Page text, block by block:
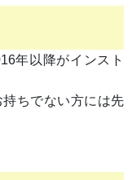
年以降がインスト
ちでない方には先